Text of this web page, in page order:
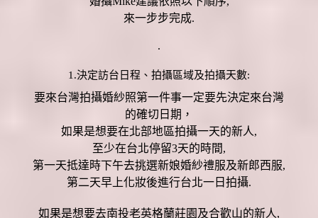
來一步步完成.
.
1.決定訪台日程、拍攝區域及拍攝天數:
要來台灣拍攝婚紗照第一件事一定要先決定來台灣
的確切日期，
如果是想要在北部地區拍攝一天的新人,
至少在台北停留3天的時間,
第一天抵達時下午去挑選新娘婚紗禮服及新郎西服,
第二天早上化妝後進行台北一日拍攝.
如果是想要去南投老英格蘭莊園及合歡山的新人,